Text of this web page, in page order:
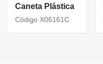
Caneta Plástica
Código X06161C